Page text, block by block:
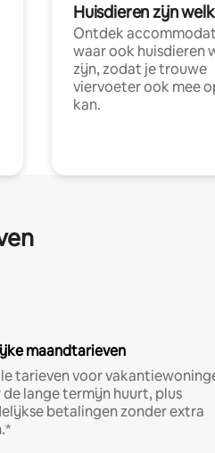
Huisdieren zijn
Ontdek
waar ook huisdieren
zijn, zodat je trouwe
viervoeter ook mee
kan.
maandtarieven
tarieven voor
de lange termijn huurt, plus
betalingen zonder extra